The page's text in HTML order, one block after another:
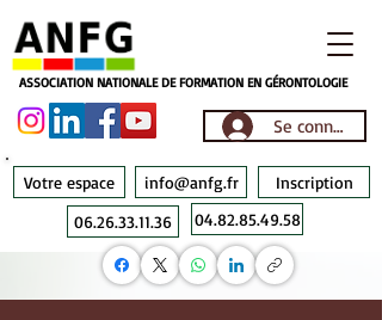
ASSOCIATION NATIONALE DE FORMATION EN GÉRONTOLOGIE
Se connecter
Votre espace info@anfg.fr
Inscription
06.26.33.11.36
04.82.85.49.58